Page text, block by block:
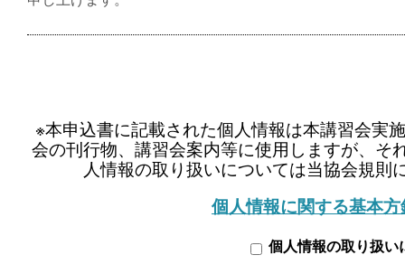
※本申込書に記載された個人情報は本講習会実
会の刊行物、講習会案内等に使用しますが、そ
人情報の取り扱いについては当協会規則
個人情報に関する基本
個人情報の取り扱い